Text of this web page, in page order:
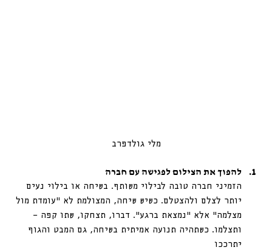
מלי גולדפרב
להפוך את הצילום לפגישה עם חברה
הזמיני חברה טובה לבילוי משותף. בשיחה או בילוי נעים
יותר לצלם ולהצטלם. כשיש שיחה, המצולמת לא “עומדת מול
מצלמה” אלא “נמצאת ברגע”. דברו, תצחקו, שתו קפה —
ותצלמו. כשתהיה תנועה אמיתית בשיחה, גם המבט והגוף
יתרככו